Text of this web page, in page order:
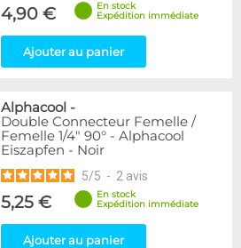
4,90 €
En stock
Expédition immédiate
Ajouter au panier
Alphacool -
Double Connecteur Femelle /
Femelle 1/4" 90° - Alphacool
Eiszapfen - Noir
5/5 - 2 avis
5,25 €
En stock
Expédition immédiate
Ajouter au panier